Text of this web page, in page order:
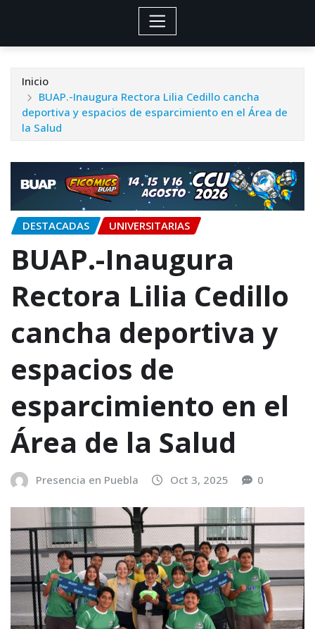
Inicio
BUAP.-Inaugura Rectora Lilia Cedillo cancha
deportiva y espacios de esparcimiento en el Área de
la Salud
DESTACADAS UNIVERSITARIAS
BUAP.-Inaugura
Rectora Lilia Cedillo
cancha deportiva y
espacios de
esparcimiento en el
Área de la Salud
Presencia en Puebla Oct 3, 2025 0